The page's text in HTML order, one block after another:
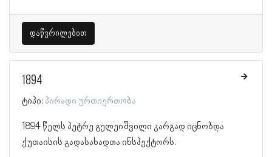
დაწვრილებით
1894
ტიპი: პირადი ურთიერთობა
1894 წელს პეტრე გელეიშვილი კარგად იცნობდა
ქუთაისის გადასახადთა ინსპექტორს.